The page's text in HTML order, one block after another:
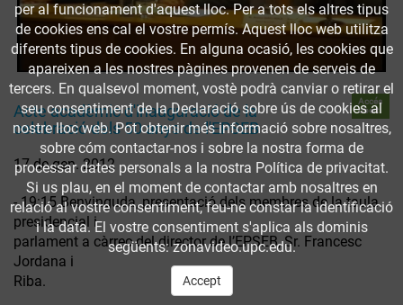
Acte acadèmic d'inauguració de la
celebració dels 50 anys de l'EPSEB
Accés
obert
17 de gen. 2012
- 19:15 Benvinguda, presentació dels membres de la taula
presidencial i
parlament a càrrec del director de l’EPSEB, Sr. Francesc
Jordana i
Riba.
per al funcionament d'aquest lloc. Per a tots els altres tipus
de cookies ens cal el vostre permís. Aquest lloc web utilitza
diferents tipus de cookies. En alguna ocasió, les cookies que
apareixen a les nostres pàgines provenen de serveis de
tercers. En qualsevol moment, vostè podrà canviar o retirar el
seu consentiment de la Declaració sobre ús de cookies al
nostre lloc web. Pot obtenir més informació sobre nosaltres,
sobre cóm contactar-nos i sobre la nostra forma de
processar dates personals a la nostra Política de privacitat.
Si us plau, en el moment de contactar amb nosaltres en
relació al vostre consentiment, feu-ne constar la identificació
i la data. El vostre consentiment s'aplica als dominis
següents: zonavideo.upc.edu.
Accept